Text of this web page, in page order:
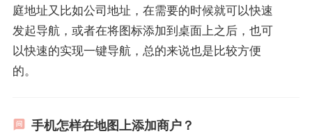
庭地址又比如公司地址，在需要的时候就可以快速
发起导航，或者在将图标添加到桌面上之后，也可
以快速的实现一键导航，总的来说也是比较方便
的。
手机怎样在地图上添加商户？